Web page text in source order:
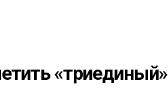
«триединый»